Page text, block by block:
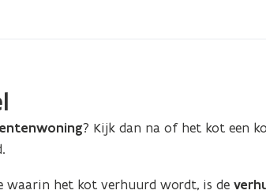
? Kijk dan na of het kot een
waarin het kot verhuurd wordt, is de